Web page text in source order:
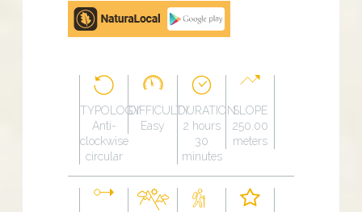
Google
Play
TYPOLOGY
Anti-
clockwise
circular
DIFFICULTY
Easy
DURATION
2 hours
30
minutes
SLOPE
250.00
meters